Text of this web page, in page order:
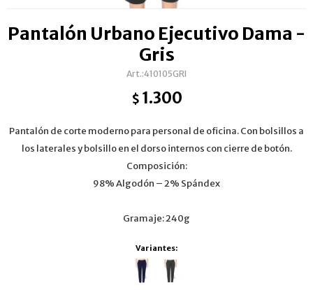
Pantalón Urbano Ejecutivo Dama -
Gris
410105GRI
$ 1.300
Pantalón de corte moderno para personal de oficina. Con bolsillos a
los laterales y bolsillo en el dorso internos con cierre de botón.
Composición:
98% Algodón – 2% Spándex
Gramaje: 240g
Variantes: